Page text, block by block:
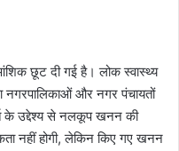
छूट दी गई है। लोक स्वास्थ्य
नगरपालिकाओं और नगर पंचायतों
के उद्देश्य से नलकूप खनन की
नहीं होगी, लेकिन किए गए खनन